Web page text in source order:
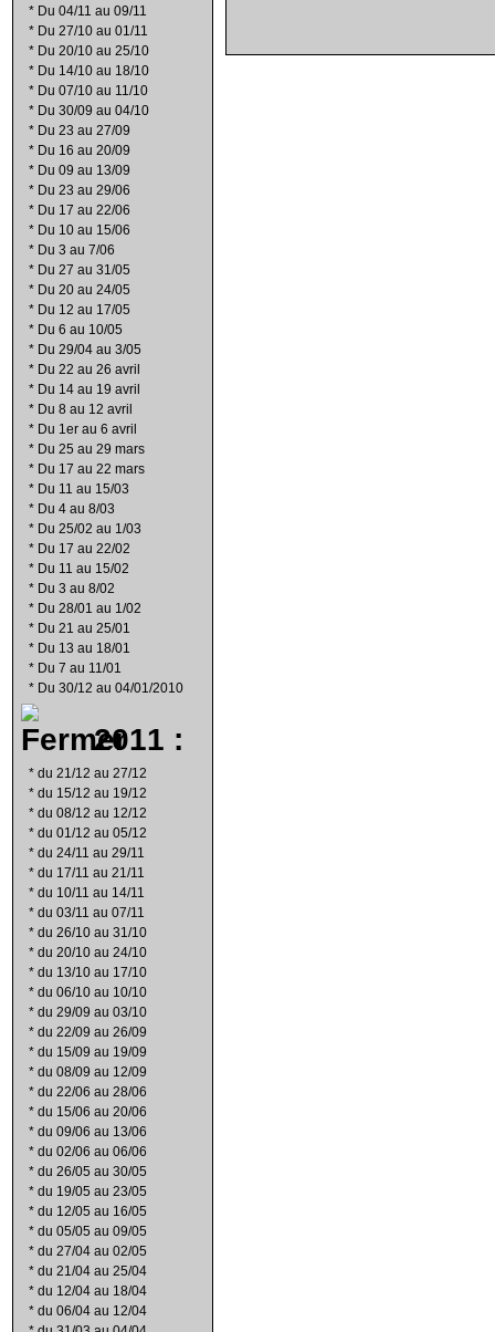
* Du 04/11 au 09/11
* Du 27/10 au 01/11
* Du 20/10 au 25/10
* Du 14/10 au 18/10
* Du 07/10 au 11/10
* Du 30/09 au 04/10
* Du 23 au 27/09
* Du 16 au 20/09
* Du 09 au 13/09
* Du 23 au 29/06
* Du 17 au 22/06
* Du 10 au 15/06
* Du 3 au 7/06
* Du 27 au 31/05
* Du 20 au 24/05
* Du 12 au 17/05
* Du 6 au 10/05
* Du 29/04 au 3/05
* Du 22 au 26 avril
* Du 14 au 19 avril
* Du 8 au 12 avril
* Du 1er au 6 avril
* Du 25 au 29 mars
* Du 17 au 22 mars
* Du 11 au 15/03
* Du 4 au 8/03
* Du 25/02 au 1/03
* Du 17 au 22/02
* Du 11 au 15/02
* Du 3 au 8/02
* Du 28/01 au 1/02
* Du 21 au 25/01
* Du 13 au 18/01
* Du 7 au 11/01
* Du 30/12 au 04/01/2010
2011 :
* du 21/12 au 27/12
* du 15/12 au 19/12
* du 08/12 au 12/12
* du 01/12 au 05/12
* du 24/11 au 29/11
* du 17/11 au 21/11
* du 10/11 au 14/11
* du 03/11 au 07/11
* du 26/10 au 31/10
* du 20/10 au 24/10
* du 13/10 au 17/10
* du 06/10 au 10/10
* du 29/09 au 03/10
* du 22/09 au 26/09
* du 15/09 au 19/09
* du 08/09 au 12/09
* du 22/06 au 28/06
* du 15/06 au 20/06
* du 09/06 au 13/06
* du 02/06 au 06/06
* du 26/05 au 30/05
* du 19/05 au 23/05
* du 12/05 au 16/05
* du 05/05 au 09/05
* du 27/04 au 02/05
* du 21/04 au 25/04
* du 12/04 au 18/04
* du 06/04 au 12/04